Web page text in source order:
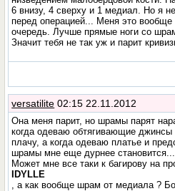
6 внизу, 4 сверху и 1 медиал. Но я
перед операцией... Меня это
очередь. Лучше прямые ноги со
Значит тебя не так уж и парит
versatilite 02:15 22.11.2012
Она меня парит, но шрамы парят
когда одеваю обтягивающие джинсы
плачу, а когда одеваю платье и
шрамы мне еще дурнее становится...
Может мне все таки к багирову на
IDYLLE
, а как вообще шрам от медиала ?